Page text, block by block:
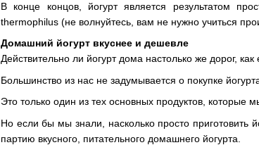
В конце концов, йогурт является результатом
thermophilus (не волнуйтесь, вам не нужно учиться
Домашний йогурт вкуснее и дешевле
Действительно ли йогурт дома настолько же дорог,
Большинство из нас не задумывается о покупке
Это только один из тех основных продуктов,
Но если бы мы знали, насколько просто приготовить
партию вкусного, питательного домашнего йогурта.